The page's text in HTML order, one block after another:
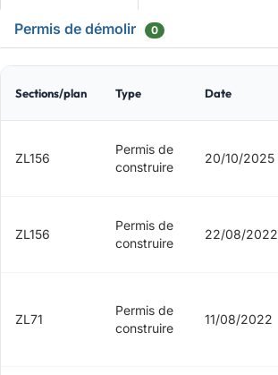
Permis de démolir 0
Sections/plan Type Date
ZL156
Permis de
construire
20/10/2025
ZL156
Permis de
construire
22/08/2022
ZL71
Permis de
construire
11/08/2022